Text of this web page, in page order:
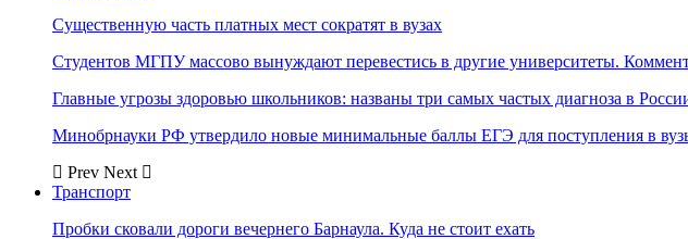
Существенную часть платных мест сократят в вузах
Студентов МГПУ массово вынуждают перевестись в другие университеты.
Главные угрозы здоровью школьников: названы три самых частых диагноза в
Минобрнауки РФ утвердило новые минимальные баллы ЕГЭ для поступления в
Prev Next
Транспорт
Пробки сковали дороги вечернего Барнаула. Куда не стоит ехать